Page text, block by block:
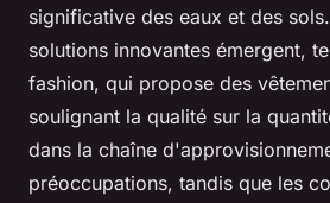
significative des eaux et des
solutions innovantes émergent,
fashion, qui propose des
soulignant la qualité sur la
dans la chaîne
préoccupations, tandis que les